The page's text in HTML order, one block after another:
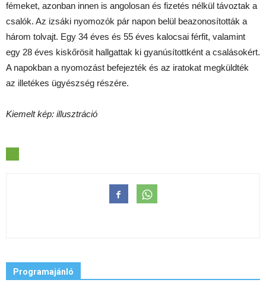
fémeket, azonban innen is angolosan és fizetés nélkül távoztak a
csalók. Az izsáki nyomozók pár napon belül beazonosították a
három tolvajt. Egy 34 éves és 55 éves kalocsai férfit, valamint
egy 28 éves kiskőrösit hallgattak ki gyanúsítottként a csalásokért.
A napokban a nyomozást befejezték és az iratokat megküldték
az illetékes ügyészség részére.
Kiemelt kép: illusztráció
Programajánló